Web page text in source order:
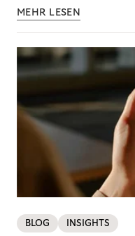
MEHR LESEN
BLOG INSIGHTS